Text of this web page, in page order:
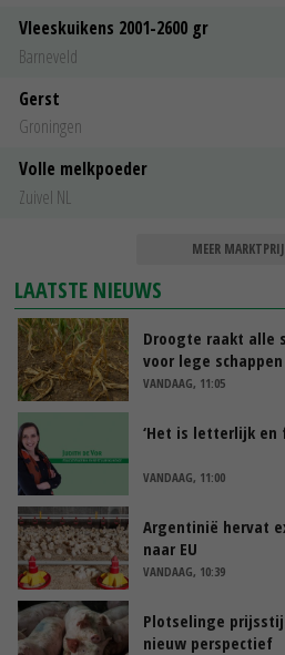
Vleeskuikens 2001-2600 gr
Barneveld
Gerst
Groningen
Volle melkpoeder
Zuivel NL
MEER
LAATSTE NIEUWS
Droogte raakt alle
voor lege schappen
VANDAAG, 11:05
‘Het is letterlijk en
VANDAAG, 11:00
Argentinië hervat
naar EU
VANDAAG, 10:39
Plotselinge
nieuw perspectief